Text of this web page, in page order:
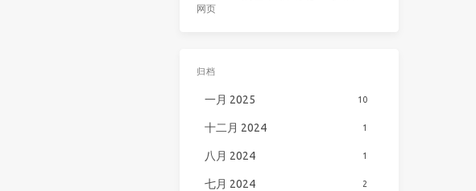
网页
归档
一月 2025 10
十二月 2024 1
八月 2024 1
七月 2024 2